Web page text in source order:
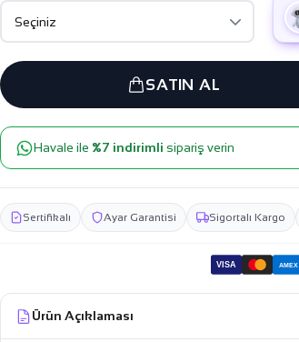
SATIN AL
Havale ile %7 indirimli sipariş verin
Sertifikalı Ayar Garantisi Sigortalı Kargo
VISA AMEX
Ürün Açıklaması